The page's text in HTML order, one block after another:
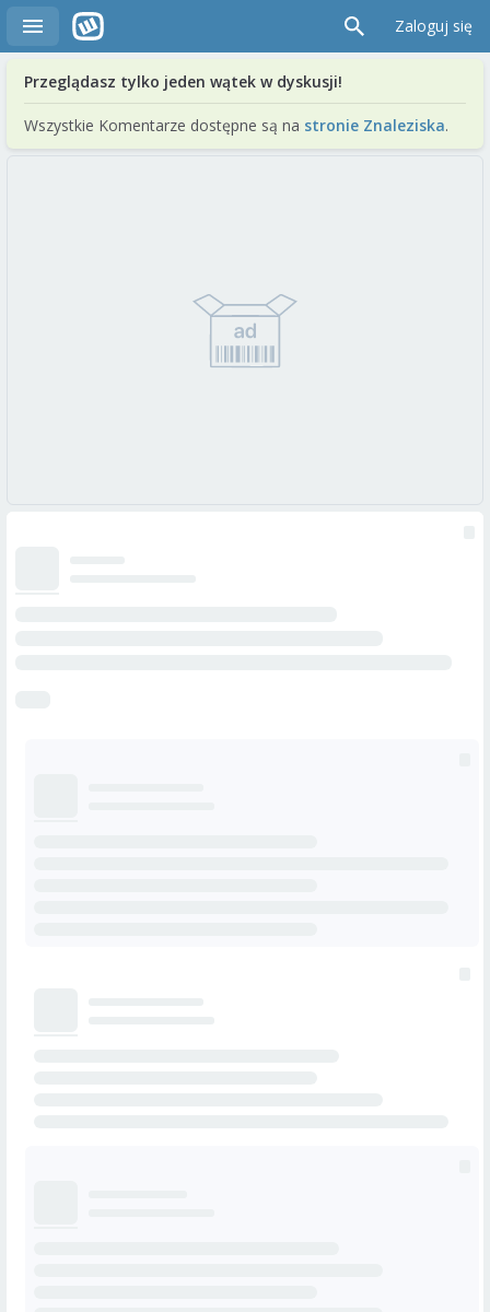
Zaloguj się
Przeglądasz tylko jeden wątek w dyskusji!
Wszystkie Komentarze dostępne są na stronie Znaleziska.